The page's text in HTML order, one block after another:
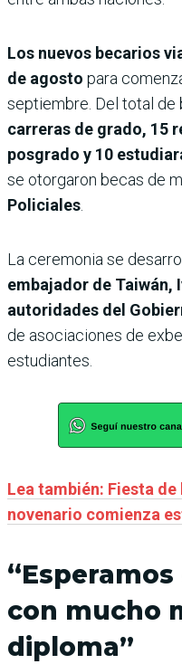
Los nuevos becarios
de agosto para
septiembre. Del total de
carreras de grado, 15
posgrado y 10
se otorgaron becas de
Policiales.
La ceremonia se
embajador de Taiwán,
autoridades del
de asociaciones de
estudiantes.
Lea también: Fiesta
novenario comienza
con mucho
diploma”